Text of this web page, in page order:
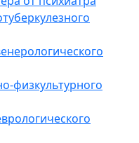
физкультурного